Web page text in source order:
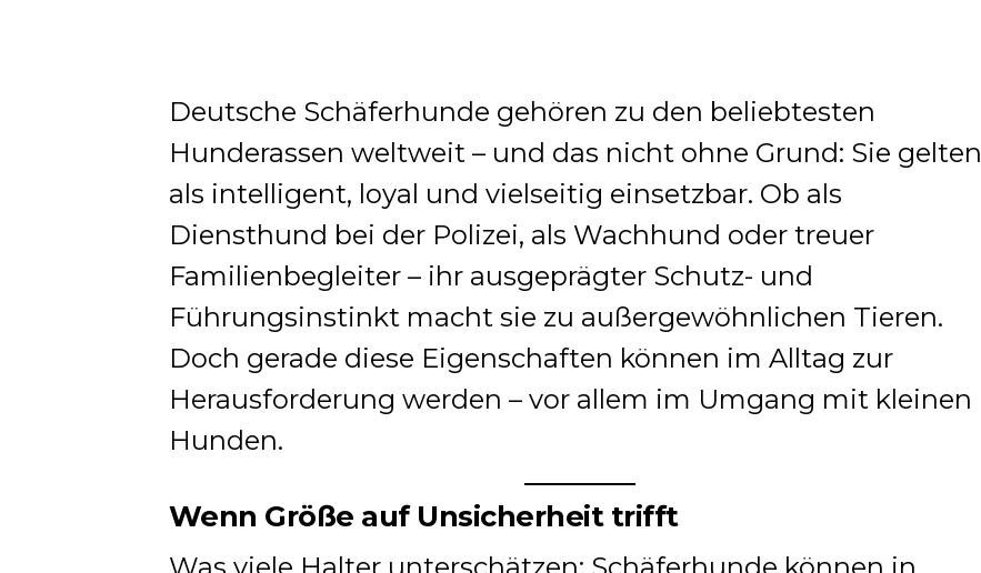
Deutsche Schäferhunde gehören zu den beliebtesten
Hunderassen weltweit – und das nicht ohne Grund: Sie gelten
als intelligent, loyal und vielseitig einsetzbar. Ob als
Diensthund bei der Polizei, als Wachhund oder treuer
Familienbegleiter – ihr ausgeprägter Schutz- und
Führungsinstinkt macht sie zu außergewöhnlichen Tieren.
Doch gerade diese Eigenschaften können im Alltag zur
Herausforderung werden – vor allem im Umgang mit kleinen
Hunden.
Wenn Größe auf Unsicherheit trifft
Was viele Halter unterschätzen: Schäferhunde können in